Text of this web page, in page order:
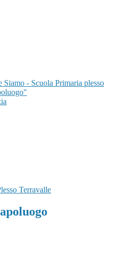
Siamo - Scuola Primaria plesso
Terravalle